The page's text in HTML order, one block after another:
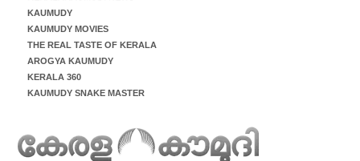
KAUMUDY
KAUMUDY MOVIES
THE REAL TASTE OF KERALA
AROGYA KAUMUDY
KERALA 360
KAUMUDY SNAKE MASTER